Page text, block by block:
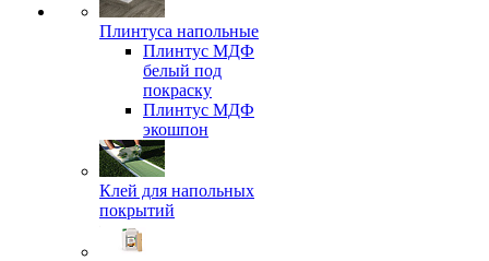
Плинтуса напольные
Плинтус МДФ
белый под
покраску
Плинтус МДФ
экошпон
Клей для напольных
покрытий